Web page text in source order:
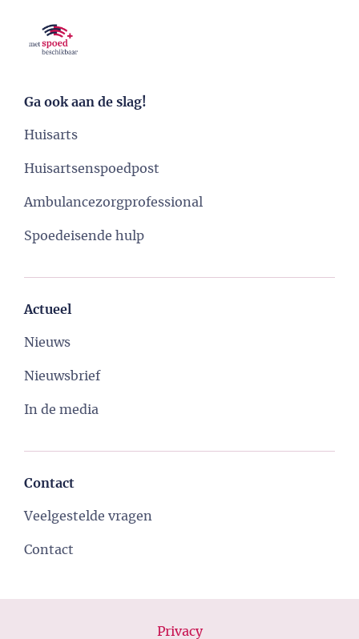
Ga ook aan de slag!
Huisarts
Huisartsenspoedpost
Ambulancezorgprofessional
Spoedeisende hulp
Actueel
Nieuws
Nieuwsbrief
In de media
Contact
Veelgestelde vragen
Contact
Privacy